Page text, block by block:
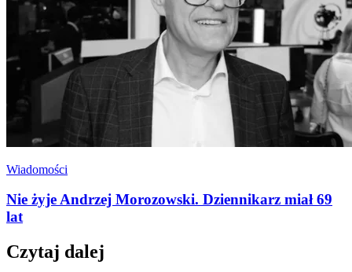
Wiadomości
Nie żyje Andrzej Morozowski. Dziennikarz miał 69
lat
Czytaj dalej